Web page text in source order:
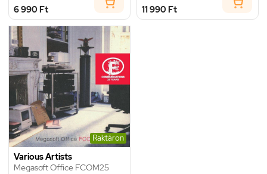
6 990 Ft 11 990 Ft
Raktáron
Various Artists
Megasoft Office FCOM25